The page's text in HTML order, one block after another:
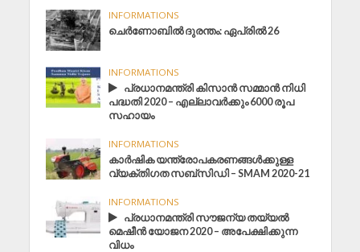
INFORMATIONS
ചെര്‍ണോബില്‍ ദുരന്തം: ഏപ്രില്‍ 26
INFORMATIONS
പ്രധാനമന്ത്രി കിസാൻ സമ്മാൻ നിധി
പദ്ധതി 2020 – എല്ലാവർക്കും 6000 രൂപ
സഹായം
INFORMATIONS
കാർഷിക യന്ത്രോപകരണങ്ങൾക്കുള്ള
വ്യക്തിഗത സബ്സിഡി – SMAM 2020-21
INFORMATIONS
പ്രധാനമന്ത്രി സൗജന്യ തയ്യൽ
മെഷീൻ യോജന 2020 – അപേക്ഷിക്കുന്ന
വിധം